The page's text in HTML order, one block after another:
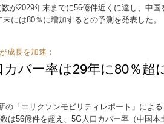
が2029年末までに56億件近くに達し、中
には80％に増加するとの予測を発表した。
成長を加速：
カバー率は29年に80％超
の「エリクソンモビリティレポート」によ
は56億件を超え、5G人口カバー率（中国